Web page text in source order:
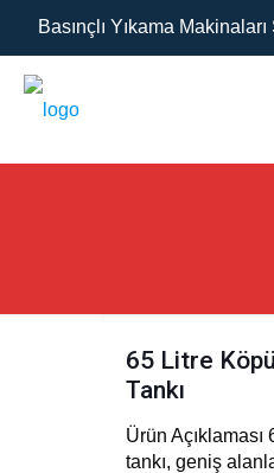
Basınçlı Yıkama
65 Litre
Tankı
Ürün Açıklaması
tankı, geniş